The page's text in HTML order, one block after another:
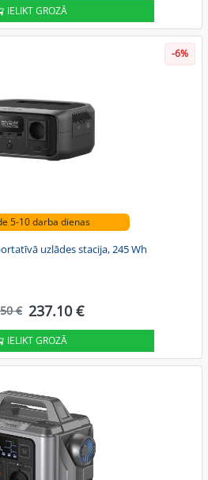
IELIKT GROZĀ
-6%
5-10 darba dienas
uzlādes stacija, 245 Wh
€ 237.10 €
IELIKT GROZĀ